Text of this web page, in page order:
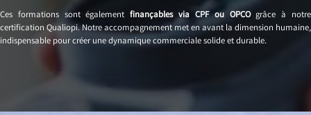
Ces formations sont égalementfinançables via CPF ou OPCOgrâce à notre
certification Qualiopi. Notre accompagnement met en avant la dimension humaine,
indispensable pour créer une dynamique commerciale solide et durable.